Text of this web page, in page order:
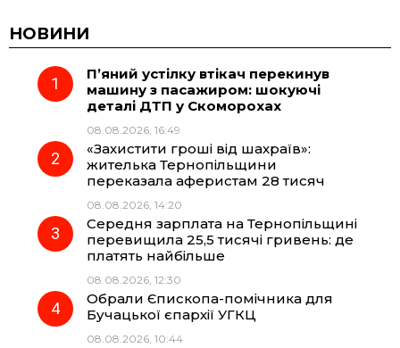
c
e
o
k
e
r
a
m
t
НОВИНИ
П’яний устілку втікач перекинув
машину з пасажиром: шокуючі
деталі ДТП у Скоморохах
08.08.2026, 16:49
«Захистити гроші від шахраїв»:
жителька Тернопільщини
переказала аферистам 28 тисяч
08.08.2026, 14:20
Середня зарплата на Тернопільщині
перевищила 25,5 тисячі гривень: де
платять найбільше
08.08.2026, 12:30
Обрали Єпископа-помічника для
Бучацької єпархії УГКЦ
08.08.2026, 10:44